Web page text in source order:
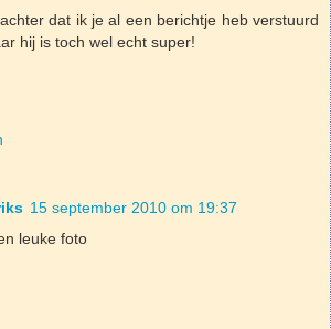
dat ik je al een berichtje heb verstuurd
hij is toch wel echt super!
15 september 2010 om 19:37
leuke foto